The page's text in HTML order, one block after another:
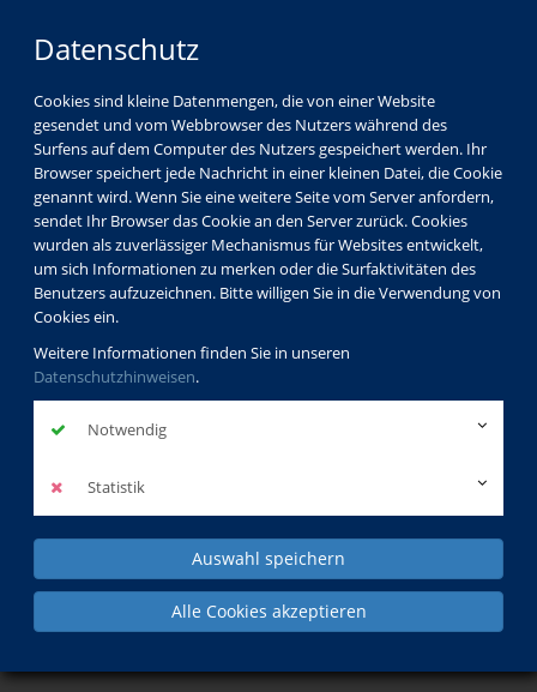
Datenschutz
Cookies sind kleine Datenmengen, die von einer Website
gesendet und vom Webbrowser des Nutzers während des
Surfens auf dem Computer des Nutzers gespeichert werden. Ihr
Browser speichert jede Nachricht in einer kleinen Datei, die Cookie
genannt wird. Wenn Sie eine weitere Seite vom Server anfordern,
sendet Ihr Browser das Cookie an den Server zurück. Cookies
wurden als zuverlässiger Mechanismus für Websites entwickelt,
um sich Informationen zu merken oder die Surfaktivitäten des
Benutzers aufzuzeichnen. Bitte willigen Sie in die Verwendung von
Cookies ein.
Weitere Informationen finden Sie in unseren
Datenschutzhinweisen.
Notwendig
Statistik
Auswahl speichern
Alle Cookies akzeptieren
Gesundheit
Entspannungstechniken